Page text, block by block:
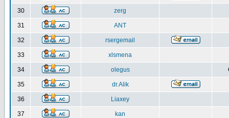
30 zerg
31 ANT
32 rsergemail
33 xlsmena
34 olegus
35 dr.Alik
36 Liaxey
37 kan